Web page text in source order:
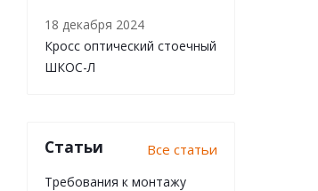
18 декабря 2024
Кросс оптический стоечный
ШКОС-Л
Статьи Все статьи
Требования к монтажу